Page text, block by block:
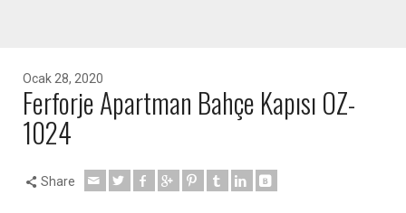
Ocak 28, 2020
Ferforje Apartman Bahçe Kapısı OZ-
1024
Share